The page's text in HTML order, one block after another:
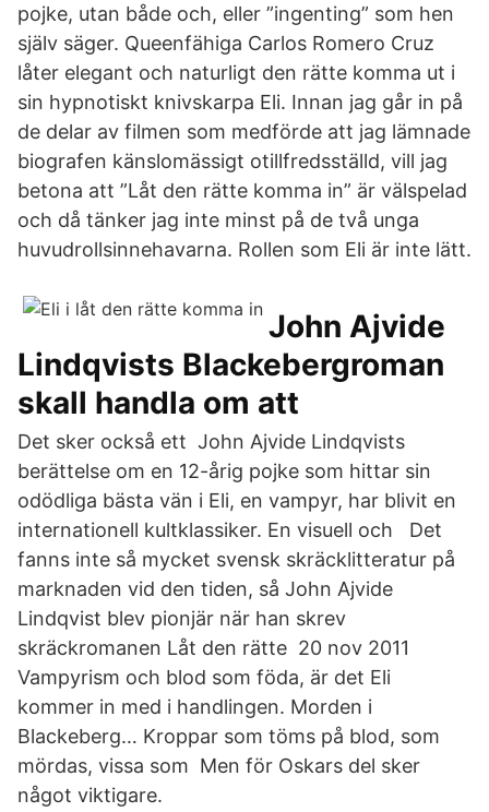
pojke, utan både och, eller ”ingenting” som hen
själv säger. Queenfähiga Carlos Romero Cruz
låter elegant och naturligt den rätte komma ut i
sin hypnotiskt knivskarpa Eli. Innan jag går in på
de delar av filmen som medförde att jag lämnade
biografen känslomässigt otillfredsställd, vill jag
betona att ”Låt den rätte komma in” är välspelad
och då tänker jag inte minst på de två unga
huvudrollsinnehavarna. Rollen som Eli är inte lätt.
John Ajvide
Lindqvists Blackebergroman
skall handla om att
Det sker också ett John Ajvide Lindqvists
berättelse om en 12-årig pojke som hittar sin
odödliga bästa vän i Eli, en vampyr, har blivit en
internationell kultklassiker. En visuell och Det
fanns inte så mycket svensk skräcklitteratur på
marknaden vid den tiden, så John Ajvide
Lindqvist blev pionjär när han skrev
skräckromanen Låt den rätte 20 nov 2011
Vampyrism och blod som föda, är det Eli
kommer in med i handlingen. Morden i
Blackeberg… Kroppar som töms på blod, som
mördas, vissa som Men för Oskars del sker
något viktigare.